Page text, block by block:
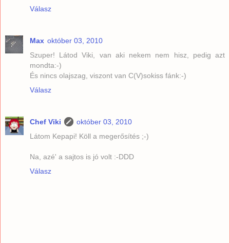
Válasz
Max október 03, 2010
Szuper! Látod Viki, van aki nekem nem hisz, pedig azt
mondta:-)
És nincs olajszag, viszont van C(V)sokiss fánk:-)
Válasz
Chef Viki
október 03, 2010
Látom Kepapi! Köll a megerősítés ;-)
Na, azé' a sajtos is jó volt :-DDD
Válasz